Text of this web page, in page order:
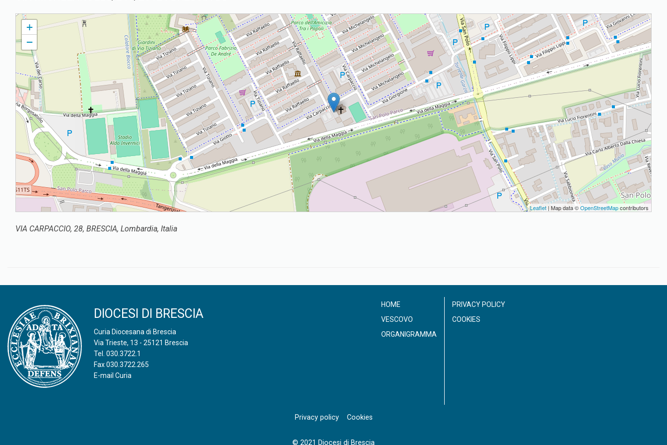
S. LUIGI GONZAGA PARROCCHIA DI S. LUIGI GONZAGA
+
−
Leaflet | Map data ©OpenStreetMapcontributors
VIA CARPACCIO, 28, BRESCIA, Lombardia, Italia
DIOCESI DI BRESCIA
Curia Diocesana di Brescia
Via Trieste, 13 - 25121 Brescia
Tel. 030.3722.1
Fax 030.3722.265
E-mail Curia
HOME
VESCOVO
ORGANIGRAMMA
PRIVACY POLICY
COOKIES
Privacy policy Cookies
© 2021 Diocesi di Brescia